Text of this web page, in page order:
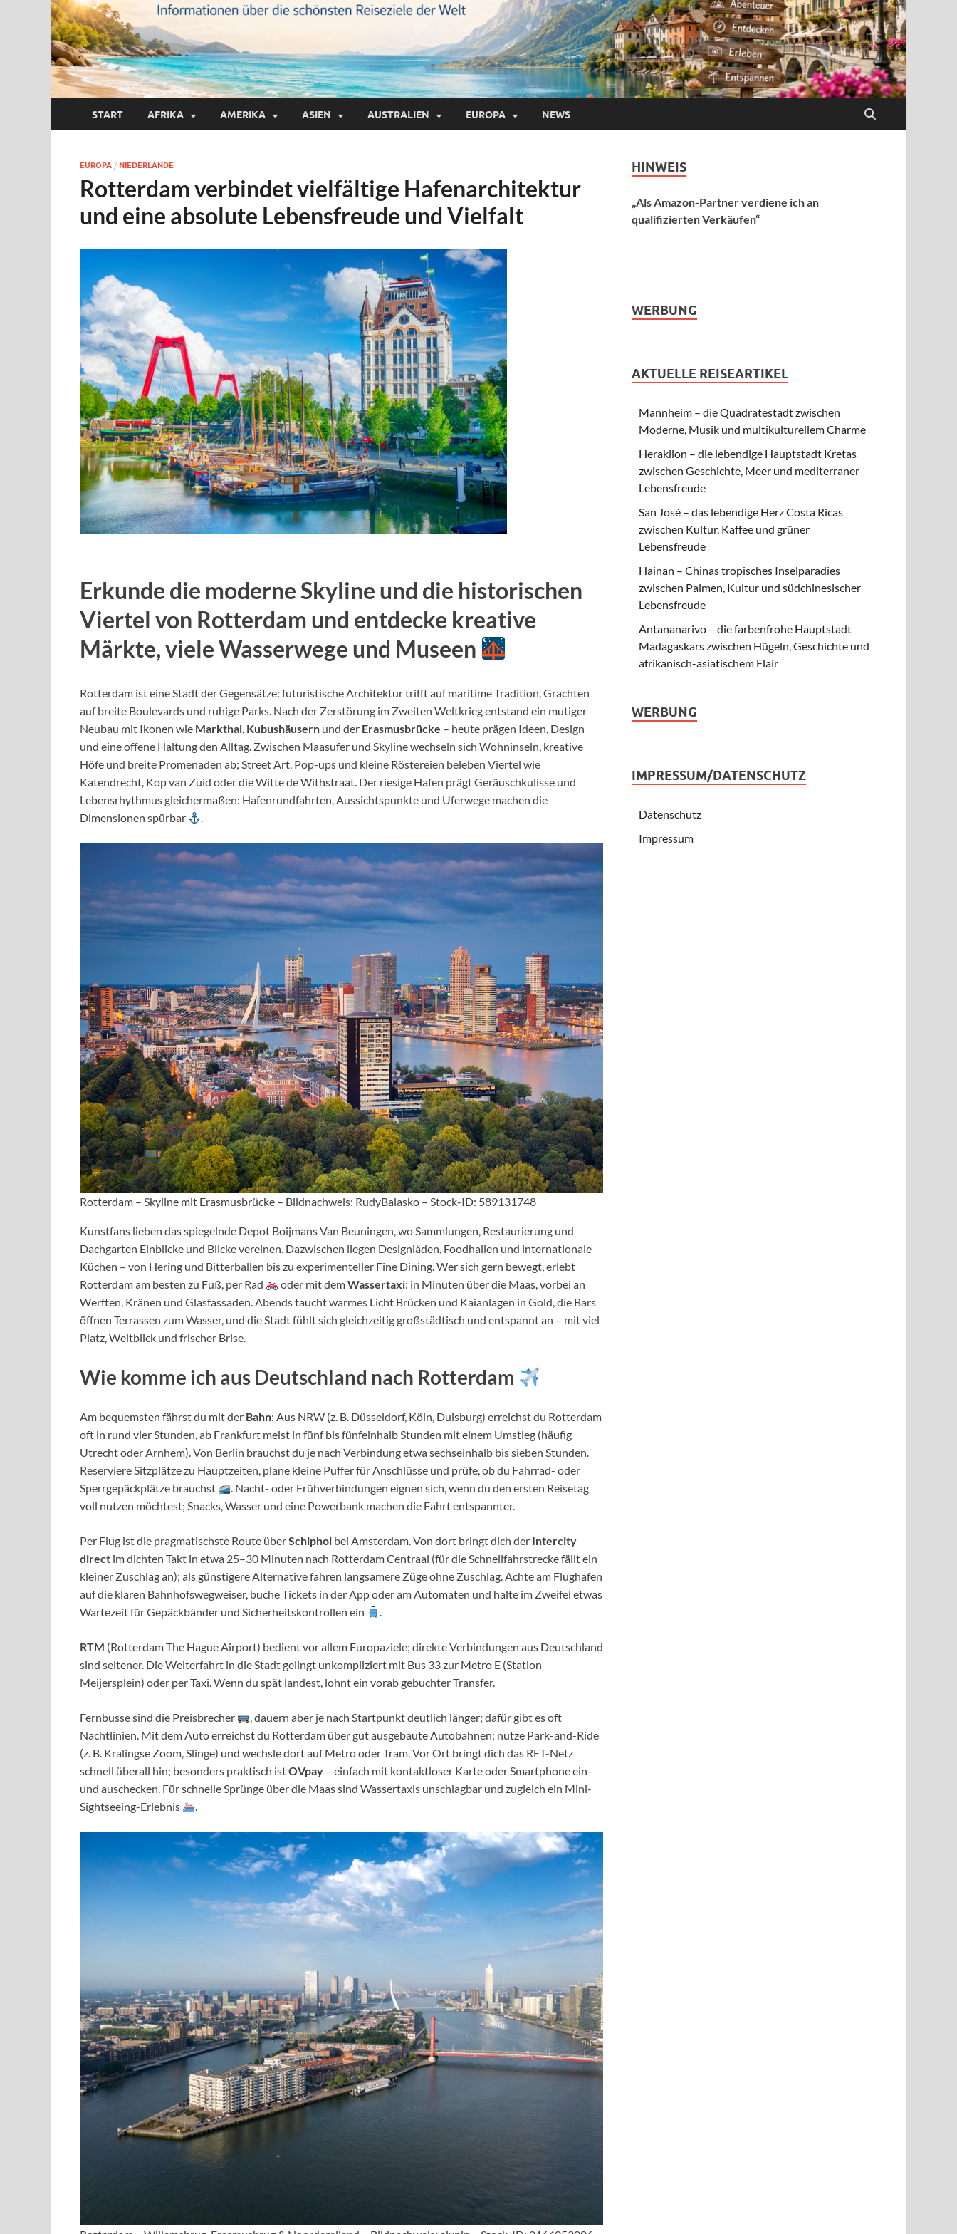
START AFRIKA AMERIKA ASIEN AUSTRALIEN EUROPA NEWS
EUROPA / NIEDERLANDE
Rotterdam verbindet vielfältige Hafenarchitektur
und eine absolute Lebensfreude und Vielfalt
Erkunde die moderne Skyline und die historischen
Viertel von Rotterdam und entdecke kreative
Märkte, viele Wasserwege und Museen
Rotterdam ist eine Stadt der Gegensätze: futuristische Architektur trifft auf maritime Tradition, Grachten
auf breite Boulevards und ruhige Parks. Nach der Zerstörung im Zweiten Weltkrieg entstand ein mutiger
Neubau mit Ikonen wie Markthal, Kubushäusern und der Erasmusbrücke – heute prägen Ideen, Design
und eine offene Haltung den Alltag. Zwischen Maasufer und Skyline wechseln sich Wohninseln, kreative
Höfe und breite Promenaden ab; Street Art, Pop-ups und kleine Röstereien beleben Viertel wie
Katendrecht, Kop van Zuid oder die Witte de Withstraat. Der riesige Hafen prägt Geräuschkulisse und
Lebensrhythmus gleichermaßen: Hafenrundfahrten, Aussichtspunkte und Uferwege machen die
Dimensionen spürbar
.
Rotterdam – Skyline mit Erasmusbrücke – Bildnachweis: RudyBalasko – Stock-ID: 589131748
Kunstfans lieben das spiegelnde Depot Boijmans Van Beuningen, wo Sammlungen, Restaurierung und
Dachgarten Einblicke und Blicke vereinen. Dazwischen liegen Designläden, Foodhallen und internationale
Küchen – von Hering und Bitterballen bis zu experimenteller Fine Dining. Wer sich gern bewegt, erlebt
Rotterdam am besten zu Fuß, per Rad
oder mit demWassertaxi: in Minuten über die Maas, vorbei an
Werften, Kränen und Glasfassaden. Abends taucht warmes Licht Brücken und Kaianlagen in Gold, die Bars
öffnen Terrassen zum Wasser, und die Stadt fühlt sich gleichzeitig großstädtisch und entspannt an – mit viel
Platz, Weitblick und frischer Brise.
Wie komme ich aus Deutschland nach Rotterdam
Am bequemsten fährst du mit der Bahn: Aus NRW (z. B. Düsseldorf, Köln, Duisburg) erreichst du Rotterdam
oft in rund vier Stunden, ab Frankfurt meist in fünf bis fünfeinhalb Stunden mit einem Umstieg (häufig
Utrecht oder Arnhem). Von Berlin brauchst du je nach Verbindung etwa sechseinhalb bis sieben Stunden.
Reserviere Sitzplätze zu Hauptzeiten, plane kleine Puffer für Anschlüsse und prüfe, ob du Fahrrad- oder
Sperrgepäckplätze brauchst
. Nacht- oder Frühverbindungen eignen sich, wenn du den ersten Reisetag
voll nutzen möchtest; Snacks, Wasser und eine Powerbank machen die Fahrt entspannter.
Per Flug ist die pragmatischste Route überSchiphol bei Amsterdam. Von dort bringt dich der Intercity
direct im dichten Takt in etwa 25–30 Minuten nach Rotterdam Centraal (für die Schnellfahrstrecke fällt ein
kleiner Zuschlag an); als günstigere Alternative fahren langsamere Züge ohne Zuschlag. Achte am Flughafen
auf die klaren Bahnhofswegweiser, buche Tickets in der App oder am Automaten und halte im Zweifel etwas
Wartezeit für Gepäckbänder und Sicherheitskontrollen ein
.
RTM (Rotterdam The Hague Airport) bedient vor allem Europaziele; direkte Verbindungen aus Deutschland
sind seltener. Die Weiterfahrt in die Stadt gelingt unkompliziert mit Bus 33 zur Metro E (Station
Meijersplein) oder per Taxi. Wenn du spät landest, lohnt ein vorab gebuchter Transfer.
Fernbusse sind die Preisbrecher
, dauern aber je nach Startpunkt deutlich länger; dafür gibt es oft
Nachtlinien. Mit dem Auto erreichst du Rotterdam über gut ausgebaute Autobahnen; nutze Park-and-Ride
(z. B. Kralingse Zoom, Slinge) und wechsle dort auf Metro oder Tram. Vor Ort bringt dich das RET-Netz
schnell überall hin; besonders praktisch istOVpay – einfach mit kontaktloser Karte oder Smartphone ein-
und auschecken. Für schnelle Sprünge über die Maas sind Wassertaxis unschlagbar und zugleich ein Mini-
Sightseeing-Erlebnis
.
HINWEIS
„Als Amazon-Partner verdiene ich an
qualifizierten Verkäufen“
WERBUNG
AKTUELLE REISEARTIKEL
Mannheim – die Quadratestadt zwischen
Moderne, Musik und multikulturellem Charme
Heraklion – die lebendige Hauptstadt Kretas
zwischen Geschichte, Meer und mediterraner
Lebensfreude
San José – das lebendige Herz Costa Ricas
zwischen Kultur, Kaffee und grüner
Lebensfreude
Hainan – Chinas tropisches Inselparadies
zwischen Palmen, Kultur und südchinesischer
Lebensfreude
Antananarivo – die farbenfrohe Hauptstadt
Madagaskars zwischen Hügeln, Geschichte und
afrikanisch-asiatischem Flair
WERBUNG
IMPRESSUM/DATENSCHUTZ
Datenschutz
Impressum